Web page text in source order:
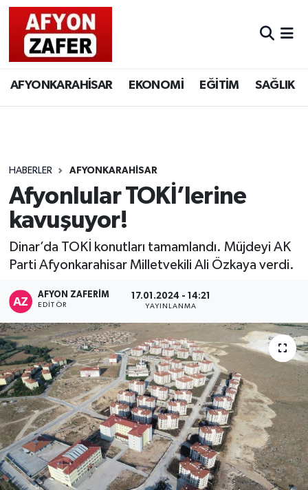
AFYONKARAHİSAR EKONOMİ EĞİTİM SAĞLIK
HABERLER AFYONKARAHİSAR
Afyonlular TOKİ’lerine
kavuşuyor!
Dinar’da TOKİ konutları tamamlandı. Müjdeyi AK
Parti Afyonkarahisar Milletvekili Ali Özkaya verdi.
AFYON ZAFERİM
EDITÖR
17.01.2024 - 14:21
YAYINLANMA